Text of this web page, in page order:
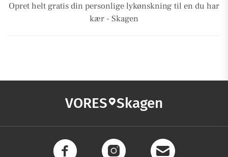
Opret helt gratis din personlige lykønskning til en du har
kær - Skagen
VORES Skagen